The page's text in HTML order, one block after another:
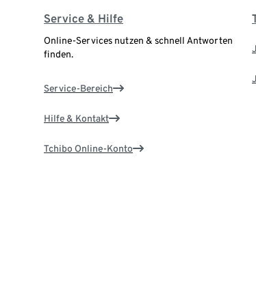
Service & Hilfe
Online-Services nutzen & schnell Antworten
finden.
Service-Bereich
Hilfe & Kontakt
Tchibo Online-Konto